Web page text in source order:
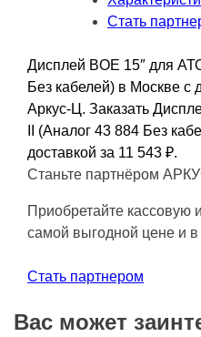
Стать
Дисплей BOE 15″ для
Без кабелей) в Москве с
Аркус-Ц. Заказать
II (Аналог 43 884 Без
доставкой за 11 543 ₽.
Станьте партнёром
Приобретайте кассовую
самой выгодной цене и в
Стать партнером
Вас может